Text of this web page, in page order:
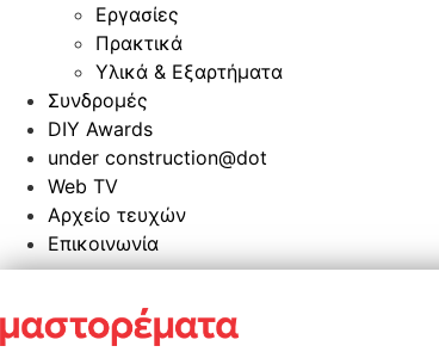
Εργασίες
Πρακτικά
Υλικά & Εξαρτήματα
Συνδρομές
DIY Awards
under construction@dot
Web TV
Αρχείο τευχών
Επικοινωνία